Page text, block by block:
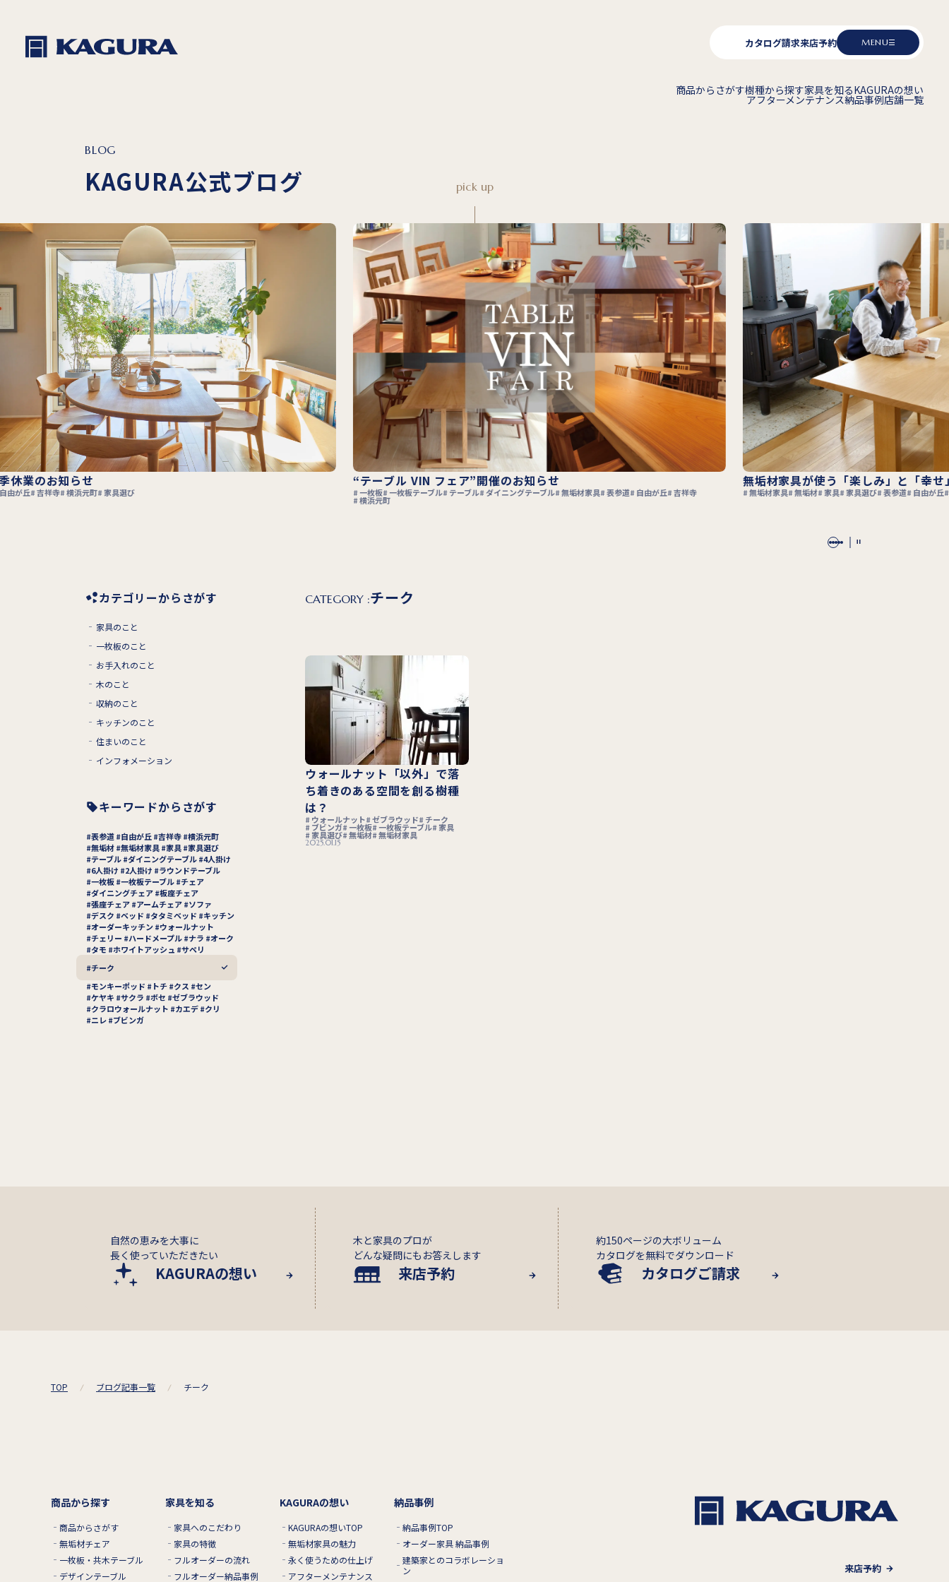
カタログ請求来店予約 MENU
商品からさがす樹種から探す家具を知るKAGURAの想い
アフターメンテナンス納品事例店舗一覧
BLOG
KAGURA公式ブログ pick up
らせ
横浜元町 家具選び
“テーブル VIN フェア”開催のお知らせ
一枚板テーブル テーブル ダイニングテーブル 無垢材家具 表参道 自由が丘 吉祥寺
無垢材家具が使う「楽しみ」と「幸せ」をもたら
無垢材家具 無垢材 家具 家具選び 表参道 自由が丘 吉祥寺 横浜元町
カテゴリーからさがす
家具のこと
一枚板のこと
お手入れのこと
木のこと
収納のこと
キッチンのこと
住まいのこと
インフォメーション
キーワードからさがす
表参道 自由が丘 吉祥寺 横浜元町
無垢材 無垢材家具 家具
家具選び
テーブル ダイニングテーブル 4人掛け
6人掛け
2人掛け
ラウンドテーブル
一枚板 一枚板テーブル チェア
ダイニングチェア 板座チェア
張座チェア
アームチェア
ソファ
デスク
ベッド タタミベッド
キッチン
オーダーキッチン
ウォールナット
チェリー
ハードメープル ナラ
オーク
タモ
ホワイトアッシュ
サペリ
チーク
モンキーポッド
トチ クス
セン
ケヤキ
サクラ ボセ
ゼブラウッド
クラロウォールナット
カエデ
クリ
ニレ
ブビンガ
CATEGORY :チーク
ウォールナット「以外」で落
ち着きのある空間を創る樹種
は？
ウォールナット ゼブラウッド チーク
ブビンガ 一枚板 一枚板テーブル 家具
家具選び 無垢材 無垢材家具
2025.01.15
自然の恵みを大事に
長く使っていただきたい
KAGURAの想い
木と家具のプロが
どんな疑問にもお答えします
来店予約
約150ページの大ボリューム
カタログを無料でダウンロード
カタログご請求
TOP ブログ記事一覧 チーク
商品から探す
商品からさがす
無垢材チェア
一枚板・共木テーブル
デザインテーブル
家具を知る
家具へのこだわり
家具の特徴
フルオーダーの流れ
フルオーダー納品事例
KAGURAの想い
KAGURAの想いTOP
無垢材家具の魅力
永く使うための仕上げ
アフターメンテナンス
納品事例
納品事例TOP
オーダー家具 納品事例
建築家とのコラボレーショ
ン
来店予約